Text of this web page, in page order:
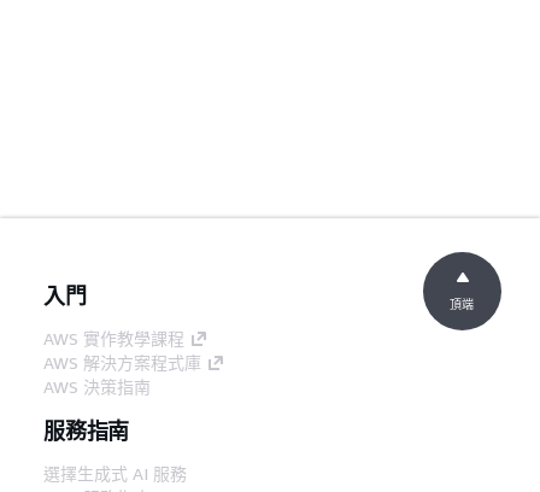
入門
AWS 實作教學課程
AWS 解決方案程式庫
AWS 決策指南
服務指南
選擇生成式 AI 服務
頂端